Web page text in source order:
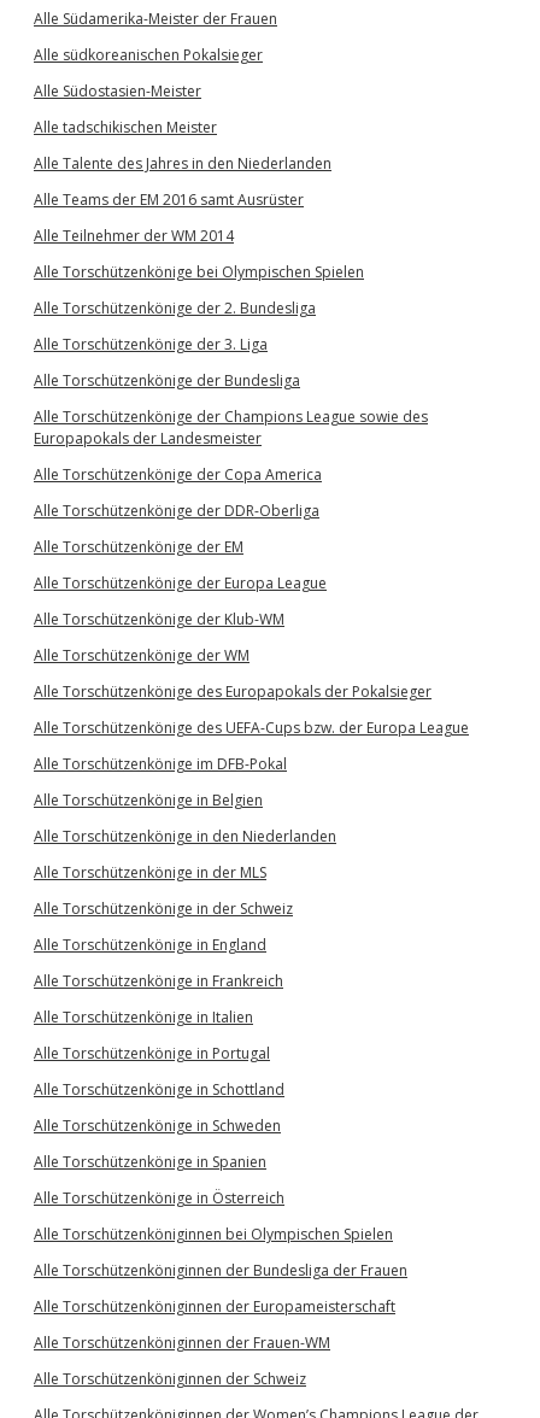
Alle Südamerika-Meister der Frauen
Alle südkoreanischen Pokalsieger
Alle Südostasien-Meister
Alle tadschikischen Meister
Alle Talente des Jahres in den Niederlanden
Alle Teams der EM 2016 samt Ausrüster
Alle Teilnehmer der WM 2014
Alle Torschützenkönige bei Olympischen Spielen
Alle Torschützenkönige der 2. Bundesliga
Alle Torschützenkönige der 3. Liga
Alle Torschützenkönige der Bundesliga
Alle Torschützenkönige der Champions League sowie des
Europapokals der Landesmeister
Alle Torschützenkönige der Copa America
Alle Torschützenkönige der DDR-Oberliga
Alle Torschützenkönige der EM
Alle Torschützenkönige der Europa League
Alle Torschützenkönige der Klub-WM
Alle Torschützenkönige der WM
Alle Torschützenkönige des Europapokals der Pokalsieger
Alle Torschützenkönige des UEFA-Cups bzw. der Europa League
Alle Torschützenkönige im DFB-Pokal
Alle Torschützenkönige in Belgien
Alle Torschützenkönige in den Niederlanden
Alle Torschützenkönige in der MLS
Alle Torschützenkönige in der Schweiz
Alle Torschützenkönige in England
Alle Torschützenkönige in Frankreich
Alle Torschützenkönige in Italien
Alle Torschützenkönige in Portugal
Alle Torschützenkönige in Schottland
Alle Torschützenkönige in Schweden
Alle Torschützenkönige in Spanien
Alle Torschützenkönige in Österreich
Alle Torschützenköniginnen bei Olympischen Spielen
Alle Torschützenköniginnen der Bundesliga der Frauen
Alle Torschützenköniginnen der Europameisterschaft
Alle Torschützenköniginnen der Frauen-WM
Alle Torschützenköniginnen der Schweiz